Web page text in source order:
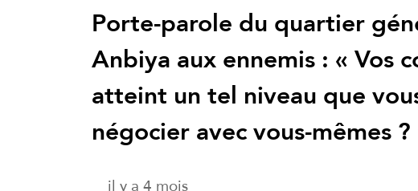
Porte-parole du quartier
Anbiya aux ennemis : « Vos
atteint un tel niveau que
négocier avec vous-mêmes ?